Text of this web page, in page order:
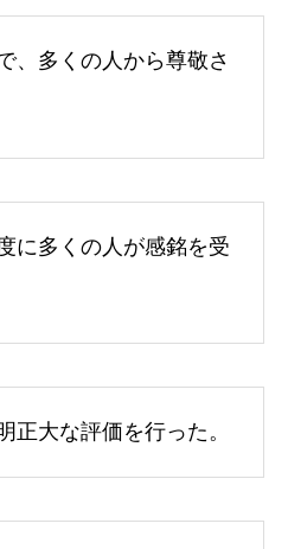
、多くの人から尊敬さ
に多くの人が感銘を受
正大な評価を行った。